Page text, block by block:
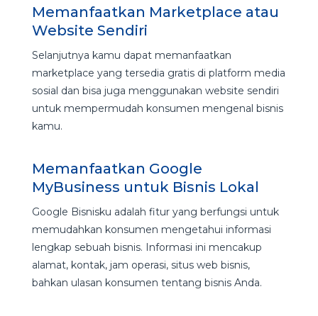
Memanfaatkan Marketplace atau
Website Sendiri
Selanjutnya kamu dapat memanfaatkan
marketplace yang tersedia gratis di platform media
sosial dan bisa juga menggunakan website sendiri
untuk mempermudah konsumen mengenal bisnis
kamu.
Memanfaatkan Google
MyBusiness untuk Bisnis Lokal
Google Bisnisku adalah fitur yang berfungsi untuk
memudahkan konsumen mengetahui informasi
lengkap sebuah bisnis. Informasi ini mencakup
alamat, kontak, jam operasi, situs web bisnis,
bahkan ulasan konsumen tentang bisnis Anda.